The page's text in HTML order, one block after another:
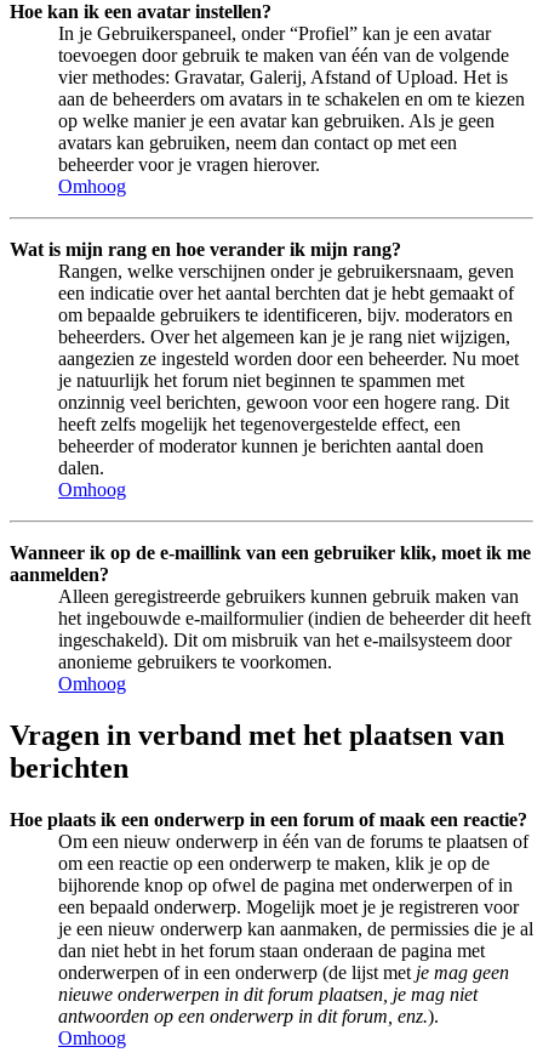
Hoe kan ik een avatar instellen?
In je Gebruikerspaneel, onder “Profiel” kan je een avatar
toevoegen door gebruik te maken van één van de volgende
vier methodes: Gravatar, Galerij, Afstand of Upload. Het is
aan de beheerders om avatars in te schakelen en om te kiezen
op welke manier je een avatar kan gebruiken. Als je geen
avatars kan gebruiken, neem dan contact op met een
beheerder voor je vragen hierover.
Omhoog
Wat is mijn rang en hoe verander ik mijn rang?
Rangen, welke verschijnen onder je gebruikersnaam, geven
een indicatie over het aantal berchten dat je hebt gemaakt of
om bepaalde gebruikers te identificeren, bijv. moderators en
beheerders. Over het algemeen kan je je rang niet wijzigen,
aangezien ze ingesteld worden door een beheerder. Nu moet
je natuurlijk het forum niet beginnen te spammen met
onzinnig veel berichten, gewoon voor een hogere rang. Dit
heeft zelfs mogelijk het tegenovergestelde effect, een
beheerder of moderator kunnen je berichten aantal doen
dalen.
Omhoog
Wanneer ik op de e-maillink van een gebruiker klik, moet ik me
aanmelden?
Alleen geregistreerde gebruikers kunnen gebruik maken van
het ingebouwde e-mailformulier (indien de beheerder dit heeft
ingeschakeld). Dit om misbruik van het e-mailsysteem door
anonieme gebruikers te voorkomen.
Omhoog
Vragen in verband met het plaatsen van
berichten
Hoe plaats ik een onderwerp in een forum of maak een reactie?
Om een nieuw onderwerp in één van de forums te plaatsen of
om een reactie op een onderwerp te maken, klik je op de
bijhorende knop op ofwel de pagina met onderwerpen of in
een bepaald onderwerp. Mogelijk moet je je registreren voor
je een nieuw onderwerp kan aanmaken, de permissies die je al
dan niet hebt in het forum staan onderaan de pagina met
onderwerpen of in een onderwerp (de lijst met je mag geen
nieuwe onderwerpen in dit forum plaatsen, je mag niet
antwoorden op een onderwerp in dit forum, enz.).
Omhoog